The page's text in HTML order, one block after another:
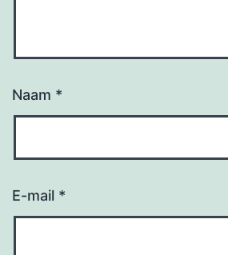
Naam *
E-mail *